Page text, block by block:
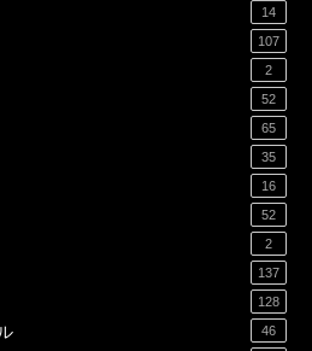
14
107
2
52
65
35
16
52
2
137
128
46